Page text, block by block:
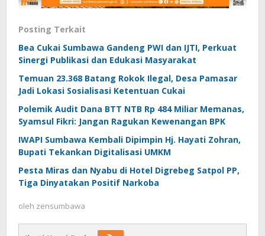
Posting Terkait
Bea Cukai Sumbawa Gandeng PWI dan IJTI, Perkuat
Sinergi Publikasi dan Edukasi Masyarakat
Temuan 23.368 Batang Rokok Ilegal, Desa Pamasar
Jadi Lokasi Sosialisasi Ketentuan Cukai
Polemik Audit Dana BTT NTB Rp 484 Miliar Memanas,
Syamsul Fikri: Jangan Ragukan Kewenangan BPK
IWAPI Sumbawa Kembali Dipimpin Hj. Hayati Zohran,
Bupati Tekankan Digitalisasi UMKM
Pesta Miras dan Nyabu di Hotel Digrebeg Satpol PP,
Tiga Dinyatakan Positif Narkoba
oleh zensumbawa